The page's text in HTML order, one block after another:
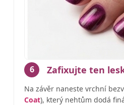
6 Zafixujte ten
Na závěr naneste vrchní
Coat), který nehtům dodá